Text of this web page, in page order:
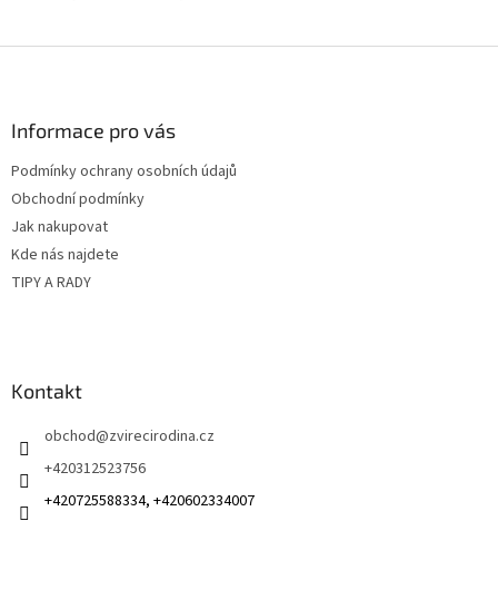
Informace pro vás
Podmínky ochrany osobních údajů
Obchodní podmínky
Jak nakupovat
Kde nás najdete
TIPY A RADY
Kontakt
obchod@zvirecirodina.cz
+420312523756
+420725588334, +420602334007